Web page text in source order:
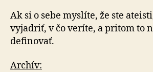
Ak si o sebe myslíte, že ste
vyjadriť, v čo veríte, a pritom to
definovať.
Archív: